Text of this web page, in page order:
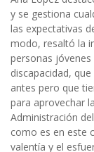
y se gestiona
las expectativas
modo, resaltó la
personas
discapacidad,
antes pero que
para aprovechar
Administración
como es en este
valentía y el